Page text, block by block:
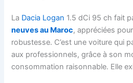
La Dacia Logan 1.5 dCi 95 ch fait
neuves au Maroc, appréciées
robustesse. C’est une voiture qui
aux professionnels, grâce à son
consommation raisonnable. Elle